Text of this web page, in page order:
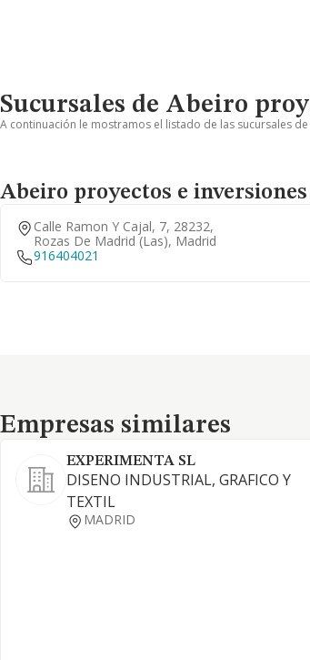
Sucursales de Abeiro
A continuación le mostramos el listado de las sucursales
Abeiro proyectos e
Calle Ramon Y Cajal, 7, 28232,
Rozas De Madrid (las), Madrid
916404021
Empresas similares
Empresas similares
EXPERIMENTA SL
DISENO INDUSTRIAL, GRAFICO Y
TEXTIL
MADRID